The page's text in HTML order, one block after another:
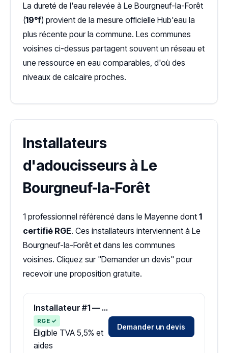
La dureté de l'eau relevée à Le Bourgneuf-la-Forêt
(19°f) provient de la mesure officielle Hub'eau la
plus récente pour la commune. Les communes
voisines ci-dessus partagent souvent un réseau et
une ressource en eau comparables, d'où des
niveaux de calcaire proches.
Installateurs
d'adoucisseurs à Le
Bourgneuf-la-Forêt
1 professionnel référencé dans le Mayenne dont 1
certifié RGE. Ces installateurs interviennent à Le
Bourgneuf-la-Forêt et dans les communes
voisines. Cliquez sur "Demander un devis" pour
recevoir une proposition gratuite.
Installateur #1 — Zone Mayenne
RGE ✓
Éligible TVA 5,5% et
aides
Demander un devis